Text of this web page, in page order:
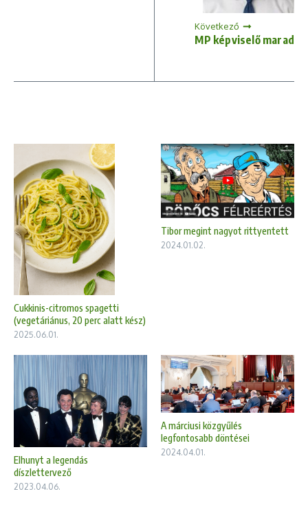
Következő
MP képviselő marad
Cukkinis-citromos spagetti
(vegetáriánus, 20 perc alatt kész)
2025.06.01.
Tibor megint nagyot rittyentett
2024.01.02.
Elhunyt a legendás
díszlettervező
2023.04.06.
A márciusi közgyűlés
legfontosabb döntései
2024.04.01.